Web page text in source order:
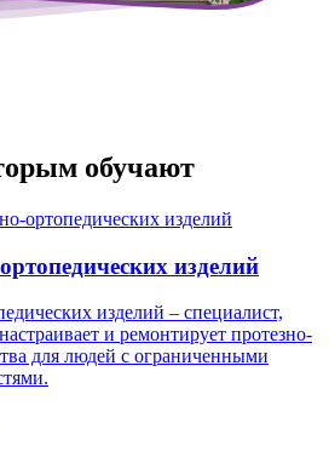
обучают
изделий
изделий – специалист,
и ремонтирует протезно-
для людей с ограниченными